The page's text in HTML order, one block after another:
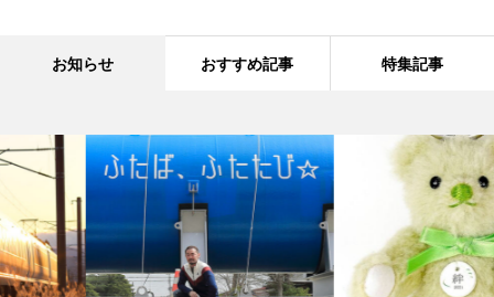
お知らせ おすすめ記事 特集記事